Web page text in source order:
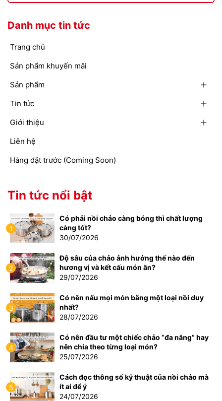
Danh mục tin tức
Trang chủ
Sản phẩm khuyến mãi
Sản phẩm
Tin tức
Giới thiệu
Liên hệ
Hàng đặt trước (Coming Soon)
Tin tức nổi bật
1
Có phải nồi chảo càng bóng thì chất lượng
càng tốt?
30/07/2026
2
Độ sâu của chảo ảnh hưởng thế nào đến
hương vị và kết cấu món ăn?
29/07/2026
3
Có nên nấu mọi món bằng một loại nồi duy
nhất?
28/07/2026
4
Có nên đầu tư một chiếc chảo “đa năng” hay
nên chia theo từng loại món?
25/07/2026
5
Cách đọc thông số kỹ thuật của nồi chảo mà
ít ai để ý
24/07/2026